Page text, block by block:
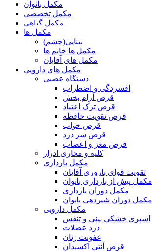
مکمل بانوان
مکمل تخصصی
مکمل گیاهی
مکمل ها
بینایی(چشم)
مکمل ها خانم ها
مکمل های آقایان
مکمل های دارویی
دستگاه عصبی
افسردگی و اضطراب
قرص آرام بخش
قرص ترک اعتیاد
قرص تقویت حافظه
قرص خواب
قرص سر درد
قرص مغز و اعصاب
کلیه و مجاری ادرار
مکمل بارداری
تقویت قوای باروری آقایان
مکمل پیش از بارداری بانوان
مکمل دوران بارداری
مکمل دوران شیردهی بانوان
مکمل دارویی
اسپری خشکی بینی و تنفس
درد عضلات
عفونت زنان
قرص آنتی اکسیدان